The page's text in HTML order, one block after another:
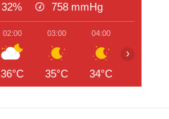
32% 758 mmHg
02:00
36°C
03:00
35°C
04:00
34°C
›